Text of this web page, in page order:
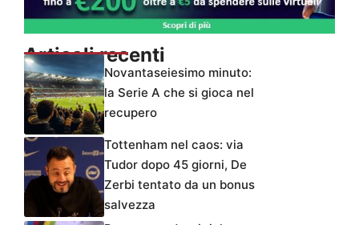
Articoli recenti
Novantaseiesimo minuto:
la Serie A che si gioca nel
recupero
Tottenham nel caos: via
Tudor dopo 45 giorni, De
Zerbi tentato da un bonus
salvezza